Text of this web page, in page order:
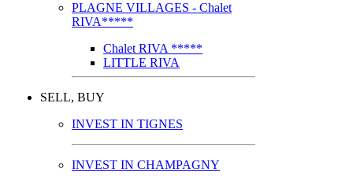
PLAGNE VILLAGES - Chalet
RIVA*****
Chalet RIVA *****
LITTLE RIVA
SELL, BUY
INVEST IN TIGNES
INVEST IN CHAMPAGNY